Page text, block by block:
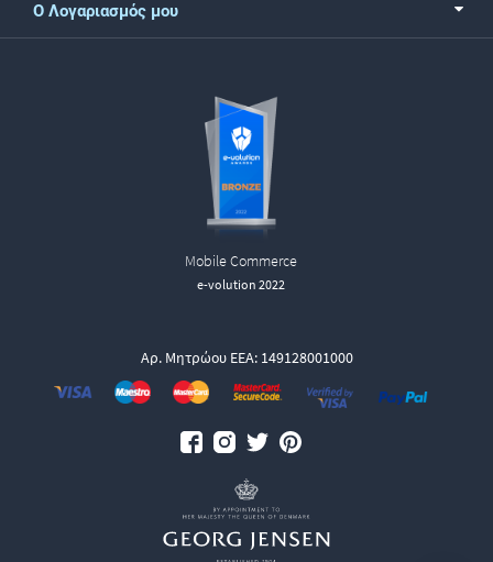
Ο Λογαριασμός μου
Mobile Commerce
e-volution 2022
Αρ. Μητρώου ΕΕΑ: 149128001000